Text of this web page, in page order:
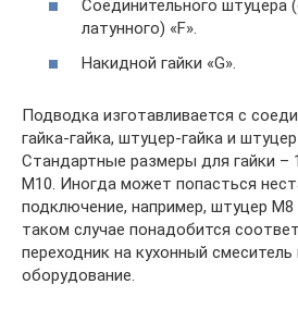
Соединительного штуцера
латунного) «F».
Накидной гайки «G».
Подводка изготавливается с
гайка-гайка, штуцер-гайка и
Стандартные размеры для гайки –
М10. Иногда может попасться
подключение, например, штуцер M8
таком случае понадобится
переходник на кухонный смеситель
оборудование.